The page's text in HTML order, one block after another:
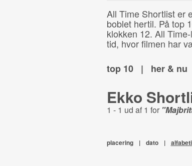
All Time Shortlist er
boblet hertil. På top
klokken 12. All
tid, hvor filmen har
top 10
| her & nu
Ekko
1 - 1 ud af 1 for
placering | dato |